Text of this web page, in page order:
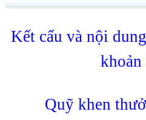
Kết cấu và nội
khoản
Quỹ khen